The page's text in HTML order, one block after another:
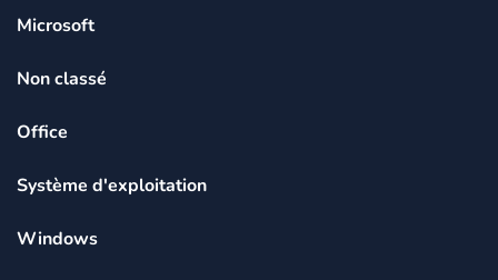
Microsoft
Non classé
Office
Système d'exploitation
Windows